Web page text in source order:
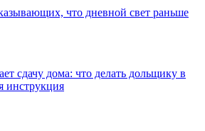
что дневной свет раньше
сдачу дома: что делать дольщику в
инструкция